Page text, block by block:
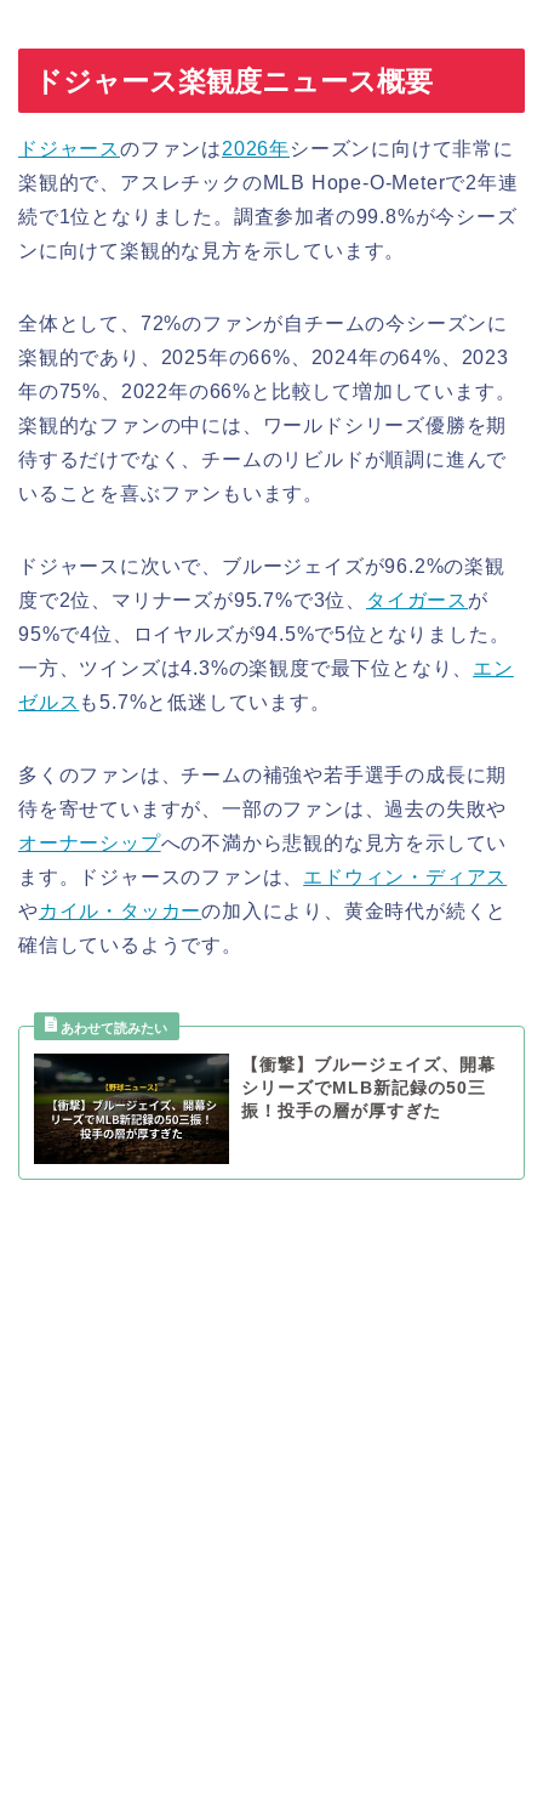
ドジャース楽観度ニュース概要
ドジャースのファンは2026年シーズンに向けて非常に
楽観的で、アスレチックのMLB Hope-O-Meterで2年連
続で1位となりました。調査参加者の99.8%が今シーズ
ンに向けて楽観的な見方を示しています。
全体として、72%のファンが自チームの今シーズンに
楽観的であり、2025年の66%、2024年の64%、2023
年の75%、2022年の66%と比較して増加しています。
楽観的なファンの中には、ワールドシリーズ優勝を期
待するだけでなく、チームのリビルドが順調に進んで
いることを喜ぶファンもいます。
ドジャースに次いで、ブルージェイズが96.2%の楽観
度で2位、マリナーズが95.7%で3位、
タイガース が
95%で4位、ロイヤルズが94.5%で5位となりました。
一方、ツインズは4.3%の楽観度で最下位となり、 エン
ゼルス も5.7%と低迷しています。
多くのファンは、チームの補強や若手選手の成長に期
待を寄せていますが、一部のファンは、過去の失敗や
オーナーシップへの不満から悲観的な見方を示してい
ます。ドジャースのファンは、 エドウィン・ディアス
やカイル・タッカーの加入により、黄金時代が続くと
確信しているようです。
【衝撃】ブルージェイズ、開幕
シリーズでMLB新記録の50三
振！投手の層が厚すぎた